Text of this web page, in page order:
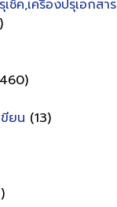
ช็ค,เครื่องปรุเอกสาร
ยน (13)